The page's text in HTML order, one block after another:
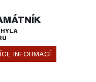
INFORMACÍ